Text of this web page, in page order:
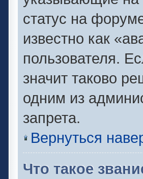
статус на
известно как
пользователя.
значит таково
одним из
запрета.
Вернуться
Что такое